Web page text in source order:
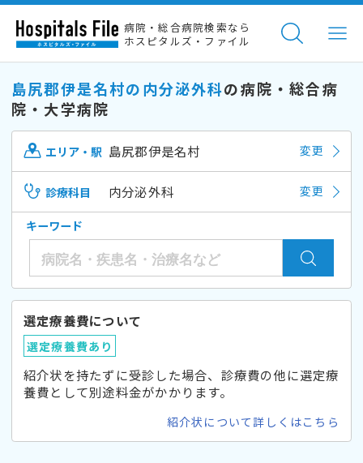
病院・総合病院検索なら
ホスピタルズ・ファイル
島尻郡伊是名村の内分泌外科の病院・総合病
院・大学病院
エリア・駅 島尻郡伊是名村 変更
診療科目 内分泌外科 変更
キーワード
選定療養費について
選定療養費あり
紹介状を持たずに受診した場合、診療費の他に選定療
養費として別途料金がかかります。
紹介状について詳しくはこちら